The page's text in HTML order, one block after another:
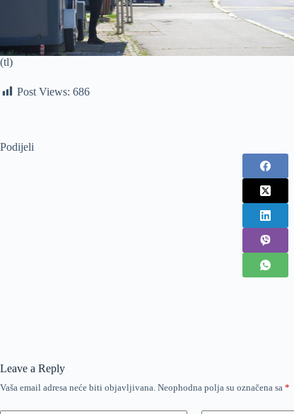
(tl)
Post Views: 686
Podijeli
Leave a Reply
Vaša email adresa neće biti objavljivana. Neophodna polja su označena sa *